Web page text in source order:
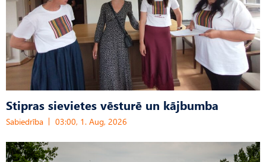
Stipras sievietes vēsturē un kājbumba
Sabiedrība 03:00, 1. Aug, 2026